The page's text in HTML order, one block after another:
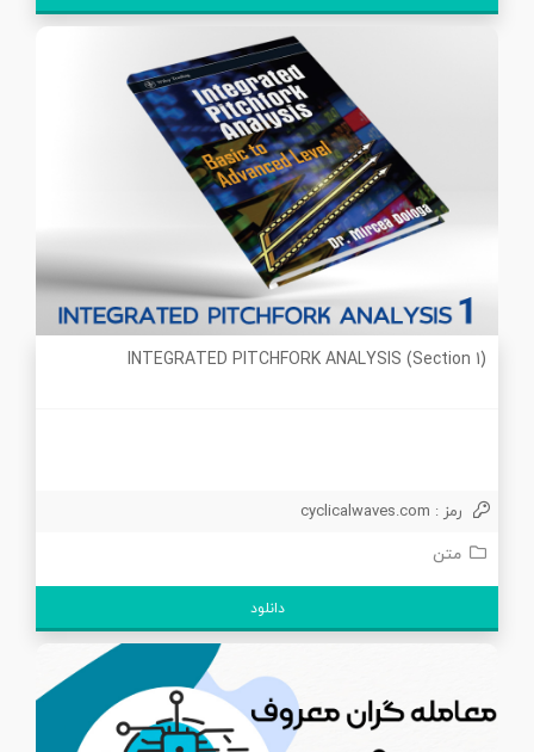
INTEGRATED PITCHFORK ANALYSIS (Section 1)
رمز : cyclicalwaves.com
متن
دانلود